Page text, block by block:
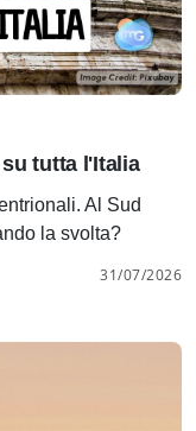
tutta l'Italia
Al Sud
la svolta?
31/07/2026